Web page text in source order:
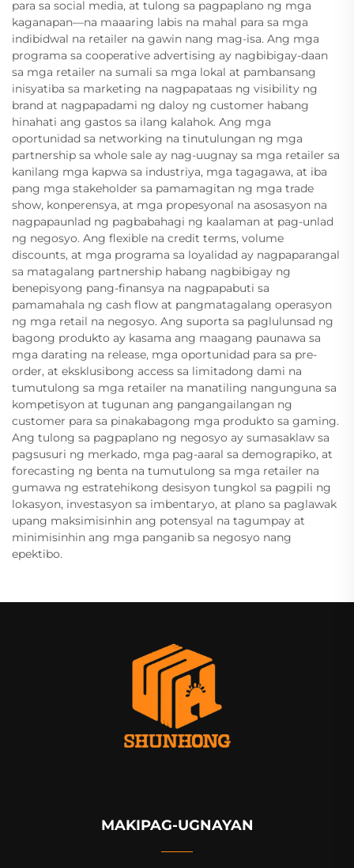
para sa social media, at tulong sa pagpaplano ng mga
kaganapan—na maaaring labis na mahal para sa mga
indibidwal na retailer na gawin nang mag-isa. Ang mga
programa sa cooperative advertising ay nagbibigay-daan
sa mga retailer na sumali sa mga lokal at pambansang
inisyatiba sa marketing na nagpapataas ng visibility ng
brand at nagpapadami ng daloy ng customer habang
hinahati ang gastos sa ilang kalahok. Ang mga
oportunidad sa networking na tinutulungan ng mga
partnership sa whole sale ay nag-uugnay sa mga retailer sa
kanilang mga kapwa sa industriya, mga tagagawa, at iba
pang mga stakeholder sa pamamagitan ng mga trade
show, konperensya, at mga propesyonal na asosasyon na
nagpapaunlad ng pagbabahagi ng kaalaman at pag-unlad
ng negosyo. Ang flexible na credit terms, volume
discounts, at mga programa sa loyalidad ay nagpaparangal
sa matagalang partnership habang nagbibigay ng
benepisyong pang-finansya na nagpapabuti sa
pamamahala ng cash flow at pangmatagalang operasyon
ng mga retail na negosyo. Ang suporta sa paglulunsad ng
bagong produkto ay kasama ang maagang paunawa sa
mga darating na release, mga oportunidad para sa pre-
order, at eksklusibong access sa limitadong dami na
tumutulong sa mga retailer na manatiling nangunguna sa
kompetisyon at tugunan ang pangangailangan ng
customer para sa pinakabagong mga produkto sa gaming.
Ang tulong sa pagpaplano ng negosyo ay sumasaklaw sa
pagsusuri ng merkado, mga pag-aaral sa demograpiko, at
forecasting ng benta na tumutulong sa mga retailer na
gumawa ng estratehikong desisyon tungkol sa pagpili ng
lokasyon, investasyon sa imbentaryo, at plano sa paglawak
upang maksimisinhin ang potensyal na tagumpay at
minimisinhin ang mga panganib sa negosyo nang
epektibo.
MAKIPAG-UGNAYAN